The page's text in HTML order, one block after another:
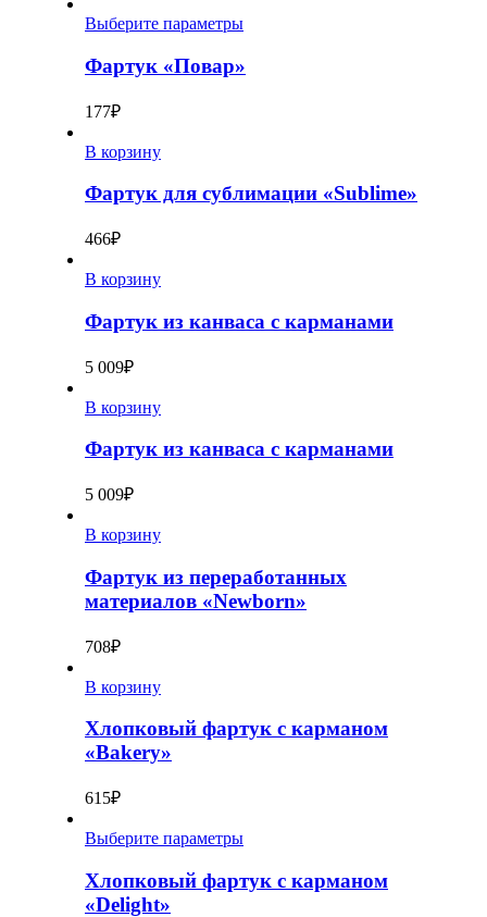
Выберите параметры
Фартук «Повар»
177₽
В корзину
Фартук для сублимации «Sublime»
466₽
В корзину
Фартук из канваса с карманами
5 009₽
В корзину
Фартук из канваса с карманами
5 009₽
В корзину
Фартук из переработанных
материалов «Newborn»
708₽
В корзину
Хлопковый фартук с карманом
«Bakery»
615₽
Выберите параметры
Хлопковый фартук с карманом
«Delight»